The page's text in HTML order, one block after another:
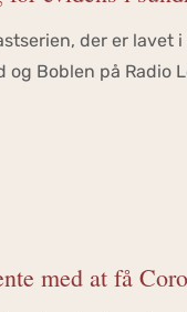
der er lavet i
Boblen på Radio
med at få